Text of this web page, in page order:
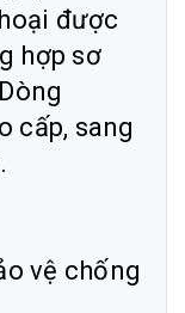
được
hợp sơ
cấp, sang
vệ chống